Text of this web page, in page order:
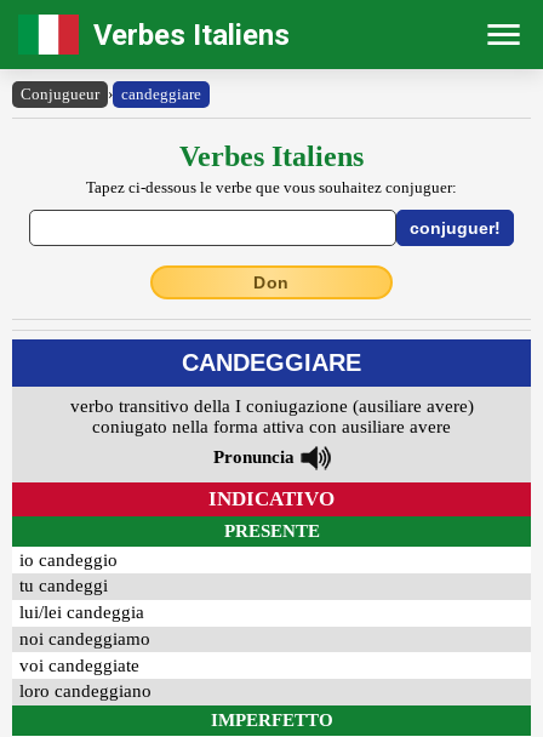
Verbes Italiens
Conjugueur › candeggiare
Verbes Italiens
Tapez ci-dessous le verbe que vous souhaitez conjuguer:
Don
CANDEGGIARE
verbo transitivo della I coniugazione (ausiliare avere)
coniugato nella forma attiva con ausiliare avere
Pronuncia
INDICATIVO
PRESENTE
io candeggio
tu candeggi
lui/lei candeggia
noi candeggiamo
voi candeggiate
loro candeggiano
IMPERFETTO